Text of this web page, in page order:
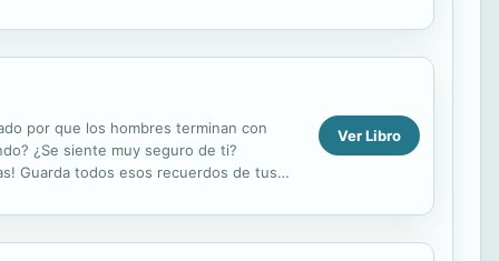
por que los hombres terminan con
¿Se siente muy seguro de ti?
Guarda todos esos recuerdos de tus
Ver Libro